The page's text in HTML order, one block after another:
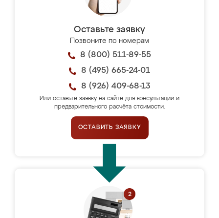
Оставьте заявку
Позвоните по номерам
8 (800) 511-89-55
8 (495) 665-24-01
8 (926) 409-68-13
Или оставьте заявку на сайте для консультации и
предварительного расчёта стоимости.
ОСТАВИТЬ ЗАЯВКУ